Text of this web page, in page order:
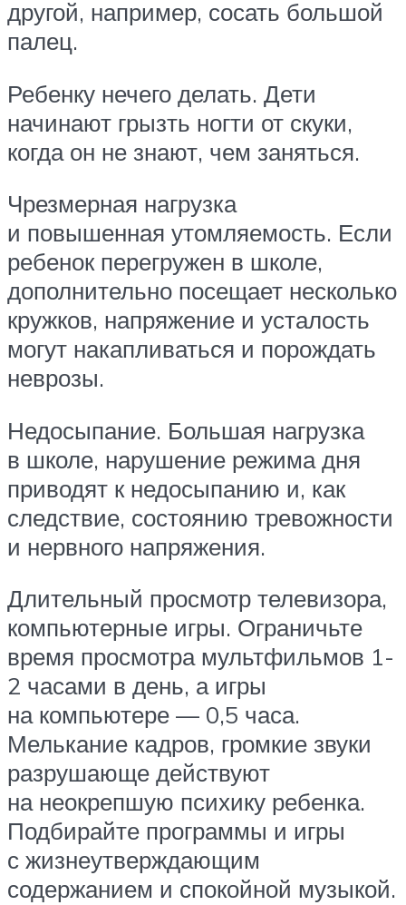
другой, например, сосать большой
палец.
Ребенку нечего делать. Дети
начинают грызть ногти от скуки,
когда он не знают, чем заняться.
Чрезмерная нагрузка
и повышенная утомляемость. Если
ребенок перегружен в школе,
дополнительно посещает несколько
кружков, напряжение и усталость
могут накапливаться и порождать
неврозы.
Недосыпание. Большая нагрузка
в школе, нарушение режима дня
приводят к недосыпанию и, как
следствие, состоянию тревожности
и нервного напряжения.
Длительный просмотр телевизора,
компьютерные игры. Ограничьте
время просмотра мультфильмов 1-
2 часами в день, а игры
на компьютере — 0,5 часа.
Мелькание кадров, громкие звуки
разрушающе действуют
на неокрепшую психику ребенка.
Подбирайте программы и игры
с жизнеутверждающим
содержанием и спокойной музыкой.